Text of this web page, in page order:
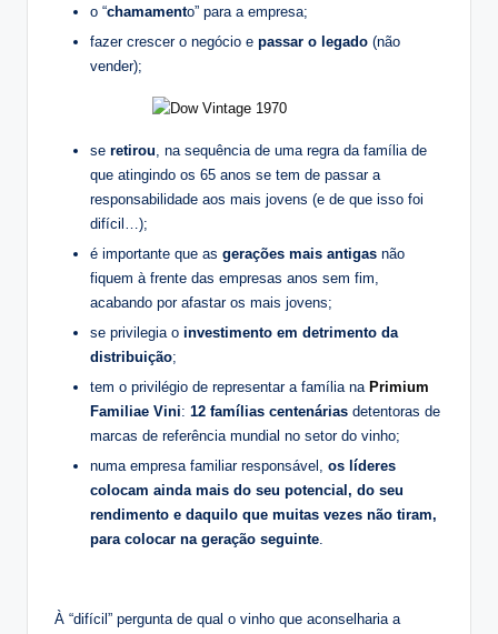
o “chamamento” para a empresa;
fazer crescer o negócio e passar o legado (não
vender);
se retirou, na sequência de uma regra da família de
que atingindo os 65 anos se tem de passar a
responsabilidade aos mais jovens (e de que isso foi
difícil…);
é importante que as gerações mais antigas não
fiquem à frente das empresas anos sem fim,
acabando por afastar os mais jovens;
se privilegia o investimento em detrimento da
distribuição;
tem o privilégio de representar a família na Primium
Familiae Vini: 12 famílias centenárias detentoras de
marcas de referência mundial no setor do vinho;
numa empresa familiar responsável, os líderes
colocam ainda mais do seu potencial, do seu
rendimento e daquilo que muitas vezes não tiram,
para colocar na geração seguinte.
À “difícil” pergunta de qual o vinho que aconselharia a